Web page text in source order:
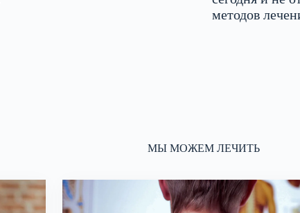
методов
МЫ МОЖЕМ ЛЕЧИТЬ